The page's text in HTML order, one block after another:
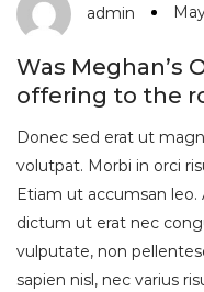
admin
Was Meghan’s
offering to the
Donec sed erat ut
volutpat. Morbi in orci
Etiam ut accumsan
dictum ut erat nec
vulputate, non
sapien nisl, nec varius